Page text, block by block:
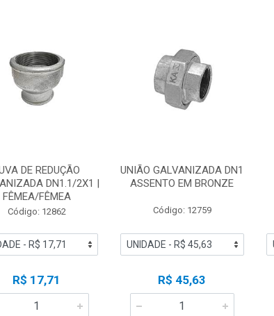
DE REDUÇÃO
DN1.1/2X1 |
FÊMEA/FÊMEA
Código: 12862
R$ 17,71
UNIÃO GALVANIZADA DN1
ASSENTO EM BRONZE
Código: 12759
R$ 45,63